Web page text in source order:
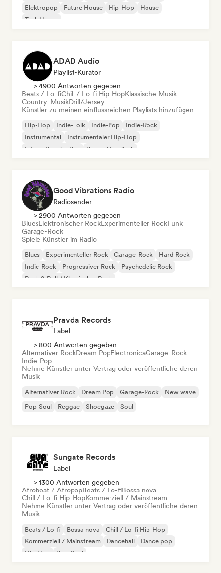
Elektropop
Future House Hip-Hop
House
Tech House
ADAD Audio
Playlist-Kurator
> 4900 Antworten gegeben
Beats / Lo-fiChill / Lo-fi Hip-HopKlassische Musik
Country-MusikDrill/Jersey
Künstler zu meinen einflussreichen Playlists hinzufügen
Hip-Hop Indie-Folk Indie-Pop
Indie-Rock
Instrumental
Instrumentaler Hip-Hop
Internationaler Rap
Rap auf Englisch
Good Vibrations Radio
Radiosender
> 2900 Antworten gegeben
BluesElektronischer RockExperimenteller RockFunk
Garage-Rock
Spiele Künstler im Radio
Blues Experimenteller Rock Garage-Rock
Hard Rock
Indie-Rock
Progressiver Rock
Psychedelic Rock
Rock & Roll / Klassischer Rock
Pravda Records
Label
> 800 Antworten gegeben
Alternativer RockDream PopElectronicaGarage-Rock
Indie-Pop
Nehme Künstler unter Vertrag oder veröffentliche deren
Musik
Alternativer Rock Dream Pop Garage-Rock
New wave
Pop-Soul
Reggae Shoegaze Soul
Sungate Records
Label
> 1300 Antworten gegeben
Afrobeat / AfropopBeats / Lo-fiBossa nova
Chill / Lo-fi Hip-HopKommerziell / Mainstream
Nehme Künstler unter Vertrag oder veröffentliche deren
Musik
Beats / Lo-fi Bossa nova
Chill / Lo-fi Hip-Hop
Kommerziell / Mainstream
Dancehall
Dance pop
Hip-Hop
Pop-Soul